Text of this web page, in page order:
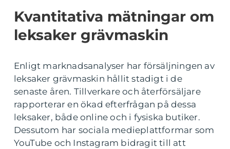
Kvantitativa mätningar om
leksaker grävmaskin
Enligt marknadsanalyser har försäljningen av
leksaker grävmaskin hållit stadigt i de
senaste åren. Tillverkare och återförsäljare
rapporterar en ökad efterfrågan på dessa
leksaker, både online och i fysiska butiker.
Dessutom har sociala medieplattformar som
YouTube och Instagram bidragit till att